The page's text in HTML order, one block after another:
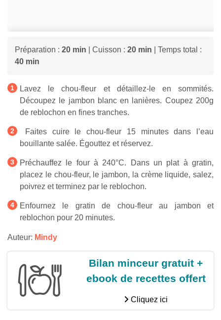
Préparation : 20 min | Cuisson : 20 min | Temps total :
40 min
Lavez le chou-fleur et détaillez-le en sommités.
Découpez le jambon blanc en lanières. Coupez 200g
de reblochon en fines tranches.
Faites cuire le chou-fleur 15 minutes dans l’eau
bouillante salée. Égouttez et réservez.
Préchauffez le four à 240°C. Dans un plat à gratin,
placez le chou-fleur, le jambon, la crème liquide, salez,
poivrez et terminez par le reblochon.
Enfournez le gratin de chou-fleur au jambon et
reblochon pour 20 minutes.
Auteur: Mindy
Bilan minceur gratuit +
ebook de recettes offert
Cliquez ici